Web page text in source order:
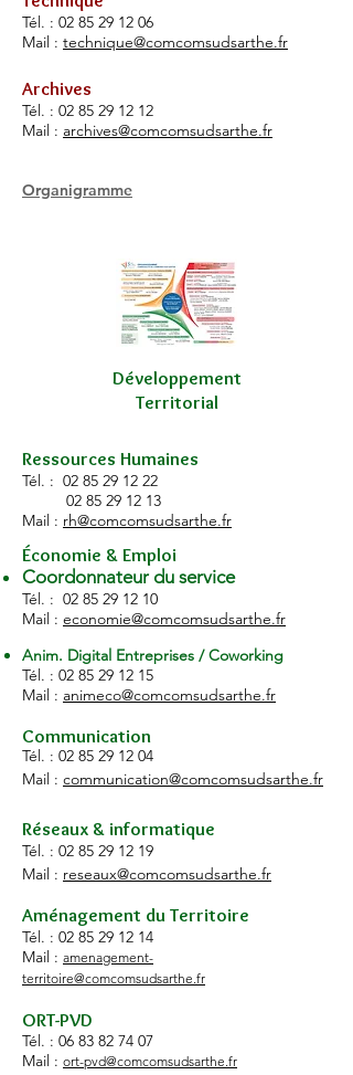
Tél. : 02 85 29 12 06
Mail : technique@comcomsudsarthe.fr
Archives
Tél. : 02 85 29 12 12
Mail : archives@comcomsudsarthe.fr
Organigramme
Développement
Territorial
Ressources Humaines
Tél. : 02 85 29 12 22
02 85 29 12 13
Mail : rh@comcomsudsarthe.fr
Économie & Emploi
Coordonnateur du service
Tél. : 02 85 29 12 10
Mail : economie@comcomsudsarthe.fr
Anim. Digital Entreprises / Coworking
Tél. : 02 85 29 12 15
Mail : animeco@comcomsudsarthe.fr
Communication
Tél. : 02 85 29 12 04
Mail : communication@comcomsudsarthe.fr
Réseaux & informatique
Tél. : 02 85 29 12 19
Mail : reseaux@comcomsudsarthe.fr
Aménagement du Territoire
Tél. : 02 85 29 12 14
Mail : amenagement-
territoire@comcomsudsarthe.fr
ORT-PVD
Tél. : 06 83 82 74 07
Mail : ort-pvd@comcomsudsarthe.fr